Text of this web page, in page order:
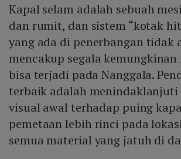
Kapal selam adalah sebuah
dan rumit, dan sistem “kotak
yang ada di penerbangan tidak
mencakup segala kemungkinan
bisa terjadi pada Nanggala.
terbaik adalah menindaklanjuti
visual awal terhadap puing
pemetaan lebih rinci pada
semua material yang jatuh di